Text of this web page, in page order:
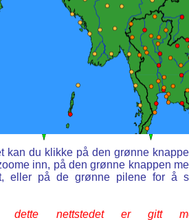
kan du klikke på den grønne
inn, på den grønne knappen
eller på de grønne pilene for å
dette nettstedet er gitt